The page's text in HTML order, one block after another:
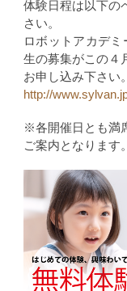
体験日程は以下の
さい。
ロボットアカデ
生の募集がこの４
お申し込み下さい。
http://
※各開催日とも満
ご案内となります。